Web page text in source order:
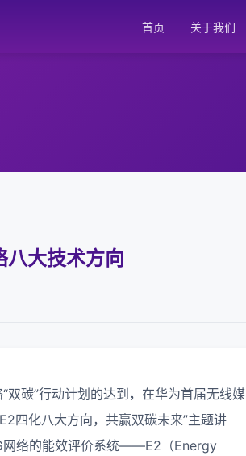
首页 关于我们
八大技术方向
双碳”行动计划的达到，在华为首届无线媒
四化八大方向，共赢双碳未来”主题讲
网络的能效评价系统——E2（Energy